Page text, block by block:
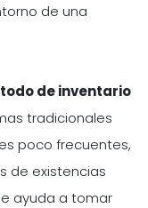
de una
de inventario
tradicionales
poco frecuentes,
de existencias
ayuda a tomar